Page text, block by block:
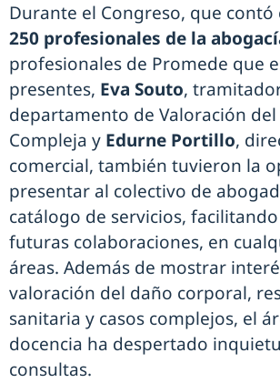
Durante el Congreso, que contó
250 profesionales de la
profesionales de Promede que
presentes, Eva Souto,
departamento de Valoración del
Compleja y Edurne Portillo,
comercial, también tuvieron la
presentar al colectivo de
catálogo de servicios,
futuras colaboraciones, en
áreas. Además de mostrar
valoración del daño corporal,
sanitaria y casos complejos, el
docencia ha despertado
consultas.